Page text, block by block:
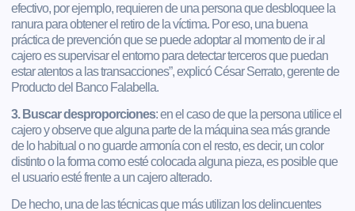
efectivo, por ejemplo, requieren de una persona que desbloquee la
ranura para obtener el retiro de la víctima. Por eso, una buena
práctica de prevención que se puede adoptar al momento de ir al
cajero es supervisar el entorno para detectar terceros que puedan
estar atentos a las transacciones”, explicó César Serrato, gerente de
Producto del Banco Falabella.
3. Buscar desproporciones: en el caso de que la persona utilice el
cajero y observe que alguna parte de la máquina sea más grande
de lo habitual o no guarde armonía con el resto, es decir, un color
distinto o la forma como esté colocada alguna pieza, es posible que
el usuario esté frente a un cajero alterado.
De hecho, una de las técnicas que más utilizan los delincuentes